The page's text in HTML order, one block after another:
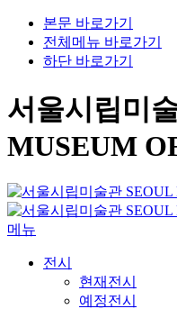
본문 바로가기
전체메뉴 바로가기
하단 바로가기
서울시립미
MUSEUM
메뉴
전시
현재전시
예정전시